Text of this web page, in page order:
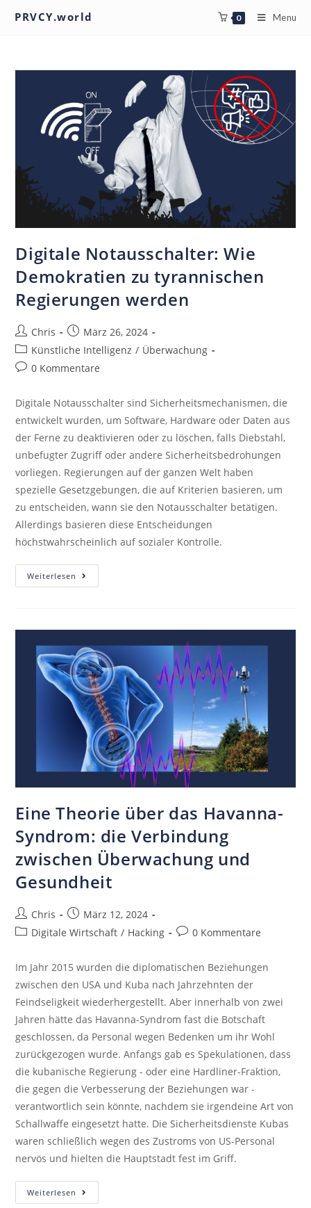
PRVCY.world 0 Menu
Digitale Notausschalter: Wie
Demokratien zu tyrannischen
Regierungen werden
Chris
März 26, 2024
Künstliche Intelligenz / Überwachung
0 Kommentare
Digitale Notausschalter sind Sicherheitsmechanismen, die
entwickelt wurden, um Software, Hardware oder Daten aus
der Ferne zu deaktivieren oder zu löschen, falls Diebstahl,
unbefugter Zugriff oder andere Sicherheitsbedrohungen
vorliegen. Regierungen auf der ganzen Welt haben
spezielle Gesetzgebungen, die auf Kriterien basieren, um
zu entscheiden, wann sie den Notausschalter betätigen.
Allerdings basieren diese Entscheidungen
höchstwahrscheinlich auf sozialer Kontrolle.
Weiterlesen
Eine Theorie über das Havanna-
Syndrom: die Verbindung
zwischen Überwachung und
Gesundheit
Chris
März 12, 2024
Digitale Wirtschaft / Hacking 0 Kommentare
Im Jahr 2015 wurden die diplomatischen Beziehungen
zwischen den USA und Kuba nach Jahrzehnten der
Feindseligkeit wiederhergestellt. Aber innerhalb von zwei
Jahren hätte das Havanna-Syndrom fast die Botschaft
geschlossen, da Personal wegen Bedenken um ihr Wohl
zurückgezogen wurde. Anfangs gab es Spekulationen, dass
die kubanische Regierung - oder eine Hardliner-Fraktion,
die gegen die Verbesserung der Beziehungen war -
verantwortlich sein könnte, nachdem sie irgendeine Art von
Schallwaffe eingesetzt hatte. Die Sicherheitsdienste Kubas
waren schließlich wegen des Zustroms von US-Personal
nervös und hielten die Hauptstadt fest im Griff.
Weiterlesen